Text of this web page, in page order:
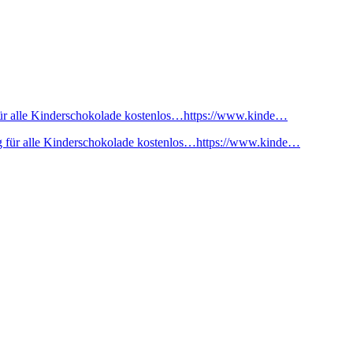
alle Kinderschokolade kostenlos…https://www.kinde…
für alle Kinderschokolade kostenlos…https://www.kinde…